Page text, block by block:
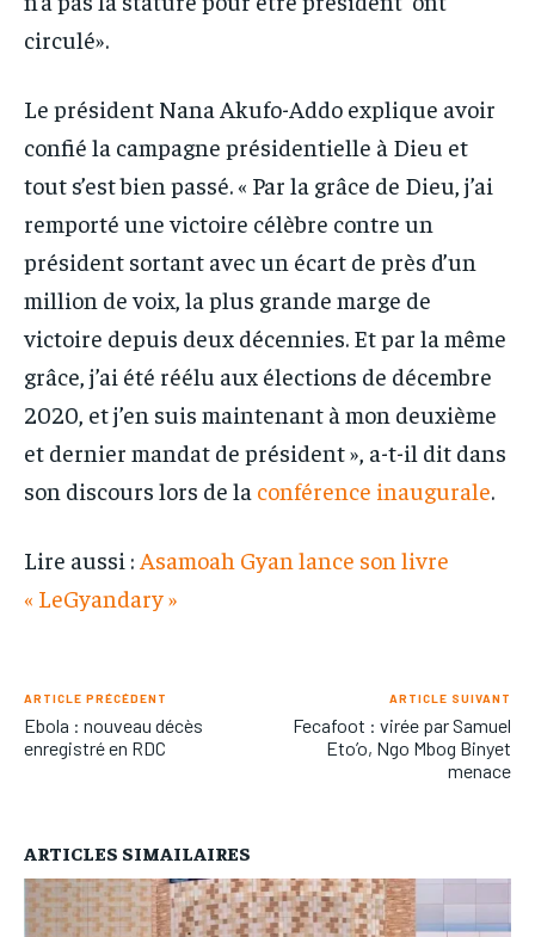
circulé».
Le président Nana Akufo-Addo explique avoir
confié la campagne présidentielle à Dieu et
tout s’est bien passé. « Par la grâce de Dieu, j’ai
remporté une victoire célèbre contre un
président sortant avec un écart de près d’un
million de voix, la plus grande marge de
victoire depuis deux décennies. Et par la même
grâce, j’ai été réélu aux élections de décembre
2020, et j’en suis maintenant à mon deuxième
et dernier mandat de président », a-t-il dit dans
son discours lors de la conférence inaugurale.
Lire aussi : Asamoah Gyan lance son livre
« LeGyandary »
ARTICLE PRÉCÉDENT
Ebola : nouveau décès
enregistré en RDC
ARTICLE SUIVANT
Fecafoot : virée par Samuel
Eto’o, Ngo Mbog Binyet
menace
ARTICLES SIMAILAIRES